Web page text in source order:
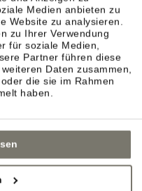
Medien anbieten zu
Website zu analysieren.
zu Ihrer Verwendung
für soziale Medien,
Partner führen diese
Daten zusammen,
die sie im Rahmen
haben.
abonnieren: